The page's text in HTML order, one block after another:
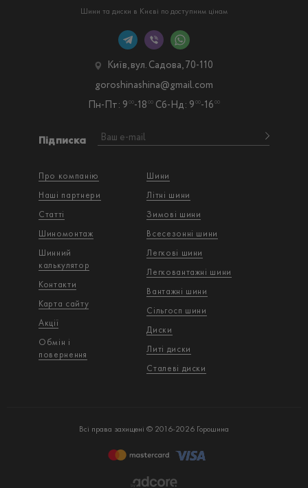
Шини та диски в Києві по доступним цінам
Про компанію
Наші партнери
Статті
Шиномонтаж
Шинний
калькулятор
Контакти
Карта сайту
Акції
Обмін і
повернення
Шини
Літні шини
Зимові шини
Всесезонні шини
Легкові шини
Легковантажнi шини
Вантажнi шини
Сільгосп шини
Диски
Литі диски
Сталеві диски
Підписка
Київ, вул. Садова, 70-110
Пн-Пт: 9 00-18 00 Сб-Нд: 9 00-16 00
goroshinashina@gmail.com
Всі права захищені © 2016-2026 Горошина